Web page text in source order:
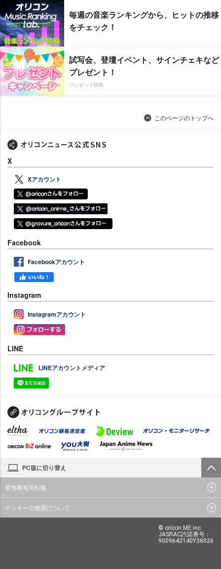
毎週の音楽ランキングから、ヒットの推移
をチェック！
試写会、登壇イベント、サインチェキなど
プレゼント！
プレゼント特集
このページのトップへ
X
Xアカウント
Facebook
Facebookアカウント
Instagram
Instagramアカウント
LINE
LINEアカウントメディア
PC版に切り替え
禁無断複写転載
クッキーの使用について
© oricon ME inc.
JASRAC許諾番号：
9009642140Y38026